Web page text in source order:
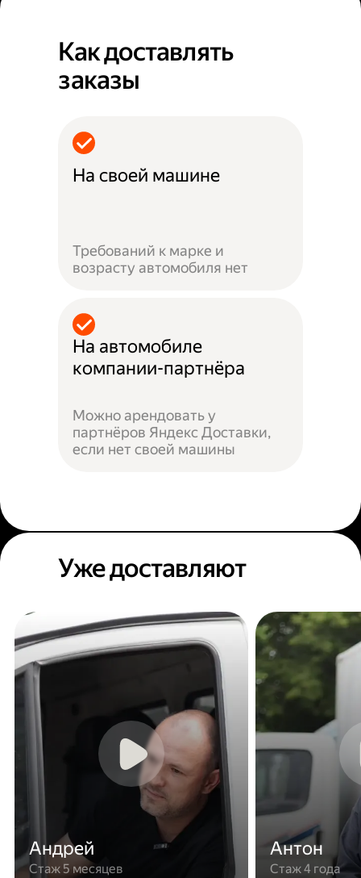
Как доставлять
заказы
На своей машине
Требований к марке и
возрасту автомобиля нет
На автомобиле
компании-партнёра
Можно арендовать у
партнёров Яндекс Доставки,
если нет своей машины
Уже доставляют
Андрей
Стаж 5 месяцев
Антон
Стаж 4 года